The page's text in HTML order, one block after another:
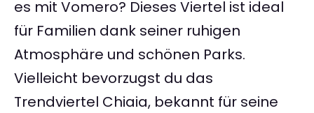
es mit Vomero? Dieses Viertel ist ideal
für Familien dank seiner ruhigen
Atmosphäre und schönen Parks.
Vielleicht bevorzugst du das
Trendviertel Chiaia, bekannt für seine